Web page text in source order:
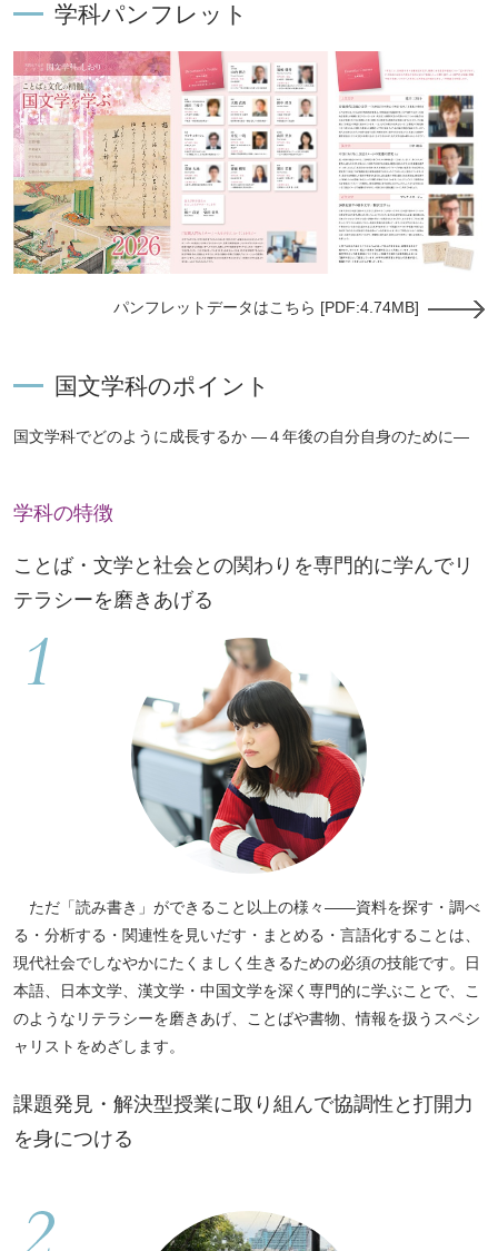
学科パンフレット
パンフレットデータはこちら [PDF:4.74MB]
国文学科のポイント
国文学科でどのように成長するか —４年後の自分自身のために—
学科の特徴
ことば・文学と社会との関わりを専門的に学んでリ
テラシーを磨きあげる
ただ「読み書き」ができること以上の様々——資料を探す・調べ
る・分析する・関連性を見いだす・まとめる・言語化することは、
現代社会でしなやかにたくましく生きるための必須の技能です。日
本語、日本文学、漢文学・中国文学を深く専門的に学ぶことで、こ
のようなリテラシーを磨きあげ、ことばや書物、情報を扱うスペシ
ャリストをめざします。
課題発見・解決型授業に取り組んで協調性と打開力
を身につける